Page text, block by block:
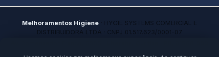
Melhoramentos Higiene · HYGIE SYSTEMS COMERCIAL E
DISTRIBUIDORA LTDA · CNPJ 01.517.623/0001-07
No mercado desde 2021 · Todos os direitos reservados